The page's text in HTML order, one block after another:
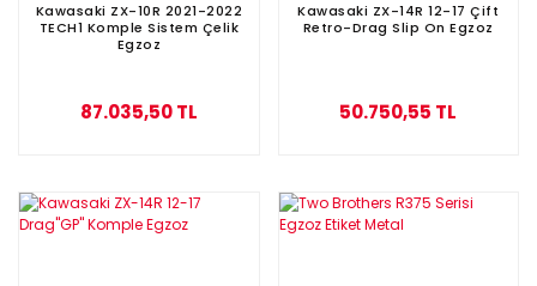
Kawasaki ZX-10R 2021-2022
TECH1 Komple Sistem Çelik
Egzoz
87.035,50 TL
Kawasaki ZX-14R 12-17 Çift
Retro-Drag Slip On Egzoz
50.750,55 TL